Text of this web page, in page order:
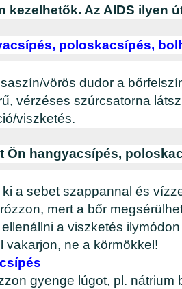
kezelhetők. Az AIDS ilyen
poloskacsípés,
vörös dudor a
vérzéses szúrcsatorna
viszketés.
Ön hangyacsípés,
a sebet szappannal és
mert a bőr
a viszketés
vakarjon, ne a körmökkel!
gyenge lúgot, pl.